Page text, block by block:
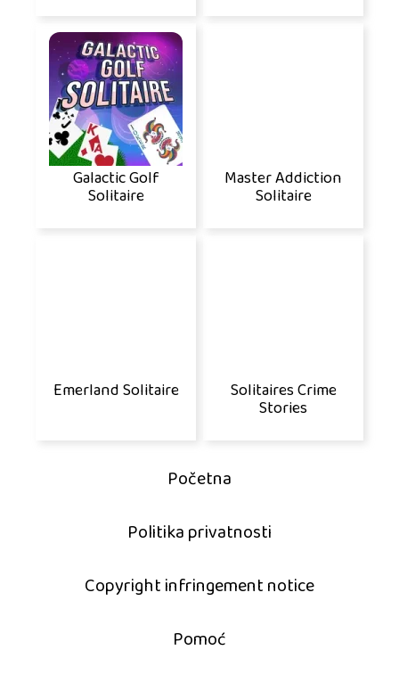
Galactic Golf
Solitaire
Master Addiction
Solitaire
Emerland Solitaire Solitaires Crime
Stories
Početna
Politika privatnosti
Copyright infringement notice
Pomoć